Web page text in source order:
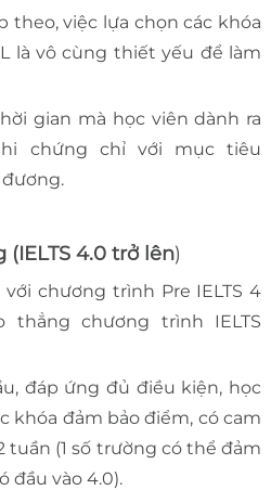
theo, việc lựa chọn các khóa
là vô cùng thiết yếu để làm
gian mà học viên dành ra
chứng chỉ với mục tiêu
4.0 trở lên)
chương trình Pre IELTS 4
chương trình IELTS
đáp ứng đủ điều kiện, học
khóa đảm bảo điểm, có cam
tuần (1 số trường có thể đảm
đầu vào 4.0).